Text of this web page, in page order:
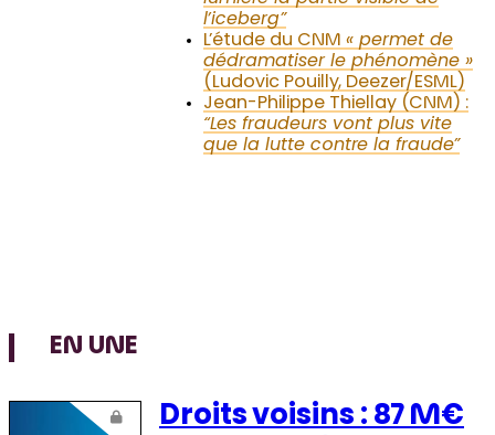
l’iceberg”
L’étude du CNM « permet de
dédramatiser le phénomène »
(Ludovic Pouilly, Deezer/ESML)
Jean-Philippe Thiellay (CNM) :
“Les fraudeurs vont plus vite
que la lutte contre la fraude”
EN UNE
Droits voisins : 87 M€